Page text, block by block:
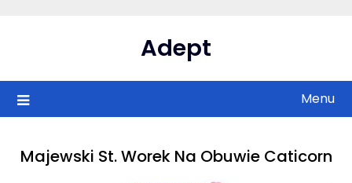
Adept
Menu
Majewski St. Worek Na Obuwie Caticorn